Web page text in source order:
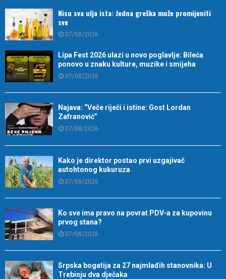
Nisu sva ulja ista: Jedna greška može promijeniti
sve
07/08/2026
Lipa Fest 2026 ulazi u novo poglavlje: Bileća
ponovo u znaku kulture, muzike i smijeha
07/08/2026
Najava: “Veče riječi i istine: Gost Lordan
Zafranović”
07/08/2026
Kako je direktor postao prvi uzgajivač
autohtonog kukuruza
07/08/2026
Ko sve ima pravo na povrat PDV-a za kupovinu
prvog stana?
07/08/2026
Srpska bogatija za 27 najmlađih stanovnika: U
Trebinju dva dječaka